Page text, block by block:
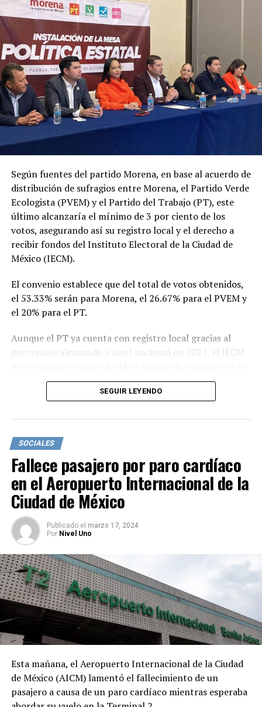
tensiones surgidas en las calles mazatlecas por la
solicitud de los empresarios.
Las marchas de músicos regionales iniciaron el 27 de
marzo, recorriendo distintos hoteles de la Zona Dorada
para alzar la voz y exigir respeto a su expresión cultural,
así como a su único medio para generar ingresos. La
marcha a pie también recorrió la Avenida Camarón
Sávalo.
Según fuentes del partido Morena, en base al acuerdo de
distribución de sufragios entre Morena, el Partido Verde
Ecologista (PVEM) y el Partido del Trabajo (PT), este
último alcanzaría el mínimo de 3 por ciento de los
votos, asegurando así su registro local y el derecho a
recibir fondos del Instituto Electoral de la Ciudad de
México (IECM).
El convenio establece que del total de votos obtenidos,
el 53.33% serán para Morena, el 26.67% para el PVEM y
el 20% para el PT.
Aunque el PT ya cuenta con registro local gracias al
porcentaje alcanzado a nivel nacional en 2021, el IECM
El mecanismo de candidatura común ha generado
críticas, ya que permite a partidos satélites garantizar
su registro y continuar recibiendo fondos públicos. Esta
vía fue integrada en el Código Electoral de la Ciudad de
México por legisladores de Morena.
El IECM avaló la propuesta de candidatura común para
respetar la autonomía y organización de los partidos
políticos, según lo estipulado por la sala regional.
Por otro lado, se están preparando los próximos
debates entre los candidatos a la jefatura de Gobierno
de la Ciudad de México. Los debates se llevarán a cabo en
domingo para llegar a una mayor audiencia, y se prevén
para el 14 de abril y el 12 de mayo. Los temas a tratar
incluirán agua, transparencia, combate a la corrupción,
seguridad, justicia y planeación del desarrollo
inmobiliario y urbano.
SEGUIR LEYENDO
SOCIALES
Fallece pasajero por paro cardíaco
en el Aeropuerto Internacional de la
Ciudad de México
Publicado el marzo 17, 2024
Por Nivel Uno
Esta mañana, el Aeropuerto Internacional de la Ciudad
de México (AICM) lamentó el fallecimiento de un
pasajero a causa de un paro cardíaco mientras esperaba